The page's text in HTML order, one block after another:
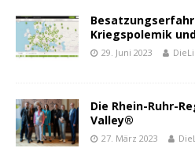
Kriegspolemik
29. Juni 2023
Die Rhein-Ruhr-
Valley®
27. März 2023